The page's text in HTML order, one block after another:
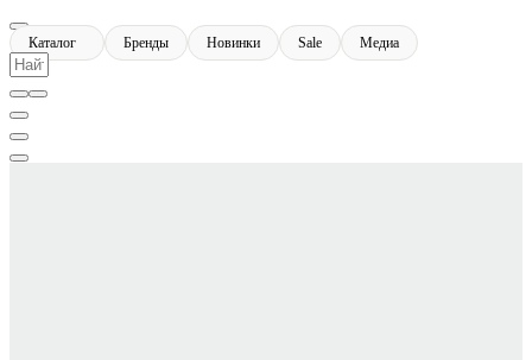
Каталог Бренды Новинки Sale Медиа